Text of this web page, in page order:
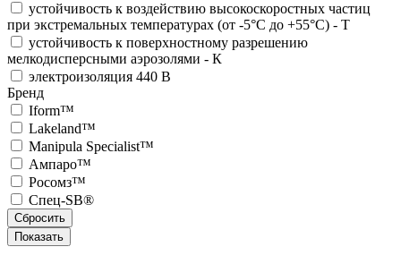
устойчивость к воздействию высокоскоростных частиц
при экстремальных температурах (от -5°С до +55°С) - T
устойчивость к поверхностному разрешению
мелкодисперсными аэрозолями - К
электроизоляция 440 В
Бренд
Iform™
Lakeland™
Manipula Specialist™
Ампаро™
Росомз™
Спец-SB®